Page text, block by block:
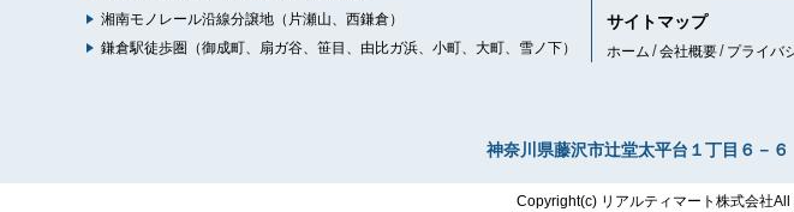
湘南モノレール沿線分譲地（片瀬山、西鎌倉）
鎌倉駅徒歩圏（御成町、扇ガ谷、笹目、由比ガ浜、小町、大町、雪ノ下）
サイトマップ
ホーム 会社概要 プライバ
神奈川県藤沢市辻堂太平台１丁目６－６
Copyright(c) リアルティマート株式会社